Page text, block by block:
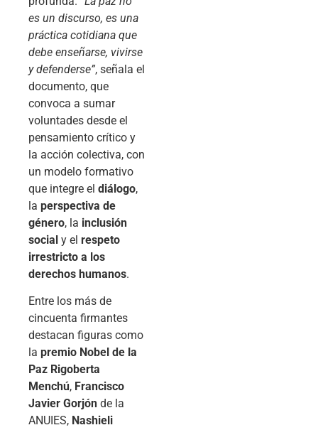
es un discurso, es una
práctica cotidiana que
debe enseñarse, vivirse
y defenderse”, señala el
documento, que
convoca a sumar
voluntades desde el
pensamiento crítico y
la acción colectiva, con
un modelo formativo
que integre el diálogo,
la perspectiva de
género, la inclusión
social y el respeto
irrestricto a los
derechos humanos.
Entre los más de
cincuenta firmantes
destacan figuras como
la premio Nobel de la
Paz Rigoberta
Menchú, Francisco
Javier Gorjón de la
ANUIES, Nashieli